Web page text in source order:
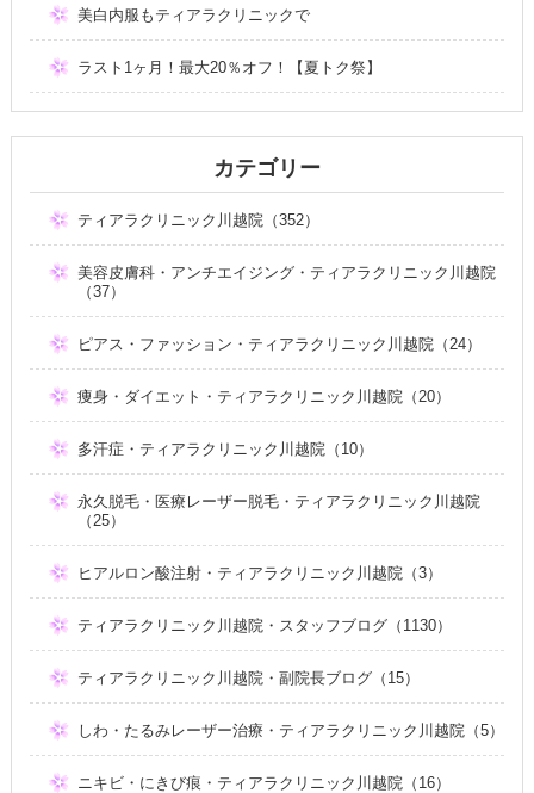
美白内服もティアラクリニックで
ラスト1ヶ月！最大20％オフ！【夏トク祭】
カテゴリー
ティアラクリニック川越院（352）
美容皮膚科・アンチエイジング・ティアラクリニック川越院
（37）
ピアス・ファッション・ティアラクリニック川越院（24）
痩身・ダイエット・ティアラクリニック川越院（20）
多汗症・ティアラクリニック川越院（10）
永久脱毛・医療レーザー脱毛・ティアラクリニック川越院
（25）
ヒアルロン酸注射・ティアラクリニック川越院（3）
ティアラクリニック川越院・スタッフブログ（1130）
ティアラクリニック川越院・副院長ブログ（15）
しわ・たるみレーザー治療・ティアラクリニック川越院（5）
ニキビ・にきび痕・ティアラクリニック川越院（16）